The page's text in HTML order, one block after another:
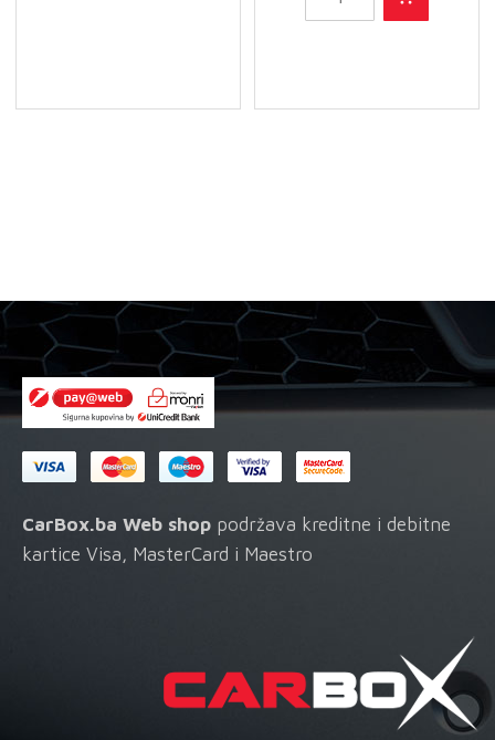
Xtreme
količina
CarBox.ba Web shop podržava kreditne i debitne
kartice Visa, MasterCard i Maestro